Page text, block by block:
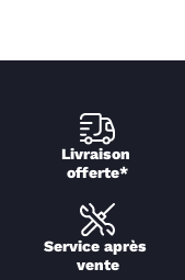
Livraison
offerte*
Service après
vente